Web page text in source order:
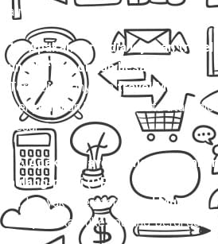
armada Hiace dan Elf.
11. Apakah tersedia layanan
untuk rombongan besar?
Tersedia. Penyediatravel Mungkid
menyediakan bus pariwisata atau
besar.
12. Apakah travel Mungkid
pulang-pergi (PP)?
Ya, banyak operator
travel Mungkid
menyediakan tiket pulang-pergi